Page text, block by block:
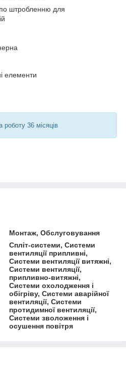
штробленню для
елементи
роботу 36 місяців
Монтаж, Обслуговування
Спліт-системи, Системи
вентиляції припливні,
Системи вентиляції витяжні,
Системи вентиляції,
припливно-витяжні,
Системи охолодження і
обігріву, Системи аварійної
вентиляції, Системи
протидимної вентиляції,
Системи зволоження і
осушення повітря